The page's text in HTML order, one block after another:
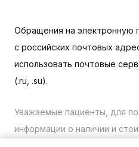
Обращения на электронную
с российских почтовых
использовать почтовые
(.ru, .su).
Уважаемые пациенты, для
информации о наличии и